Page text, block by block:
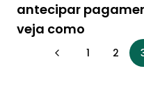
antecipar
veja como
1 2